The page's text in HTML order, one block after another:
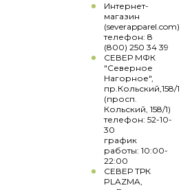
Интернет-
магазин
(severapparel.com)
телефон: 8
(800) 250 34 39
СЕВЕР МФК
"Северное
Нагорное",
пр.Кольский,158/1
(просп.
Кольский, 158/1)
телефон: 52-10-
30
график
работы: 10:00-
22:00
СЕВЕР ТРК
PLAZMA,